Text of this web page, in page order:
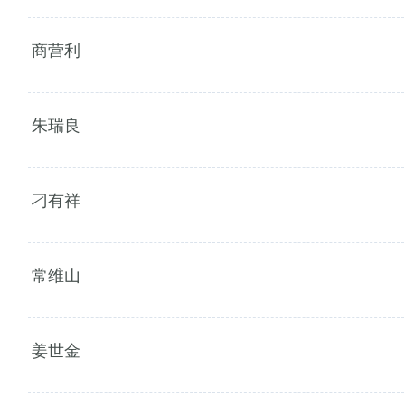
商营利
朱瑞良
刁有祥
常维山
姜世金